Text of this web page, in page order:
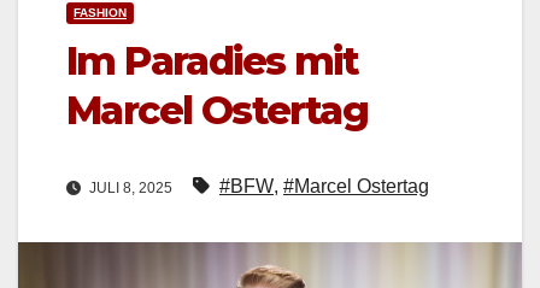
FASHION
Im Paradies mit
Marcel Ostertag
JULI 8, 2025 #BFW, #Marcel Ostertag